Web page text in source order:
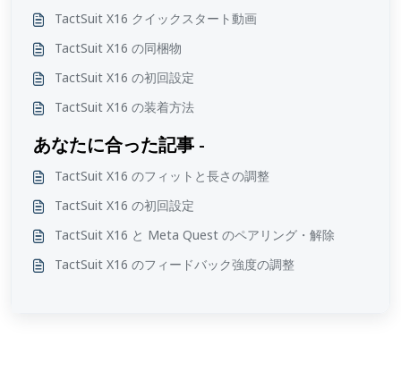
TactSuit X16 クイックスタート動画
TactSuit X16 の同梱物
TactSuit X16 の初回設定
TactSuit X16 の装着方法
あなたに合った記事 -
TactSuit X16 のフィットと長さの調整
TactSuit X16 の初回設定
TactSuit X16 と Meta Quest のペアリング・解除
TactSuit X16 のフィードバック強度の調整